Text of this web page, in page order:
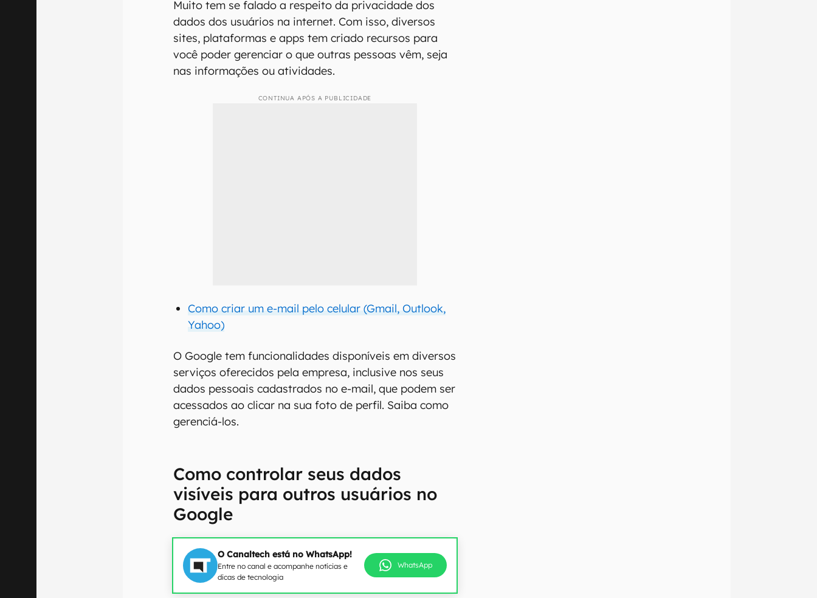
Muito tem se falado a respeito da privacidade dos
dados dos usuários na internet. Com isso, diversos
sites, plataformas e apps tem criado recursos para
você poder gerenciar o que outras pessoas vêm, seja
nas informações ou atividades.
CONTINUA APÓS A PUBLICIDADE
Como criar um e-mail pelo celular (Gmail, Outlook,
Yahoo)
O Google tem funcionalidades disponíveis em diversos
serviços oferecidos pela empresa, inclusive nos seus
dados pessoais cadastrados no e-mail, que podem ser
acessados ao clicar na sua foto de perfil. Saiba como
gerenciá-los.
Como controlar seus dados
visíveis para outros usuários no
Google
O Canaltech está no WhatsApp!
Entre no canal e acompanhe notícias e
dicas de tecnologia
WhatsApp